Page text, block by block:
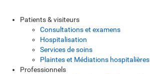
Patients & visiteurs
Consultations et examens
Hospitalisation
Services de soins
Plaintes et Médiations hospitalières
Professionnels